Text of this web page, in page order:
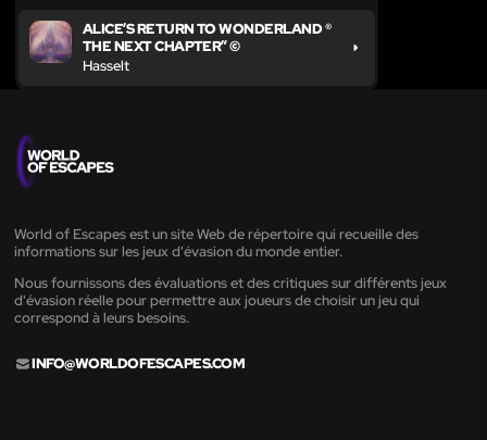
ALICE’S RETURN TO WONDERLAND ®
THE NEXT CHAPTER” ©
Hasselt
World of Escapes est un site Web de répertoire qui recueille des
informations sur les jeux d'évasion du monde entier.
Nous fournissons des évaluations et des critiques sur différents jeux
d'évasion réelle pour permettre aux joueurs de choisir un jeu qui
correspond à leurs besoins.
INFO@WORLDOFESCAPES.COM